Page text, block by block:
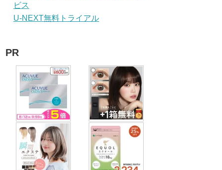
ビス
U-NEXT無料トライアル
PR